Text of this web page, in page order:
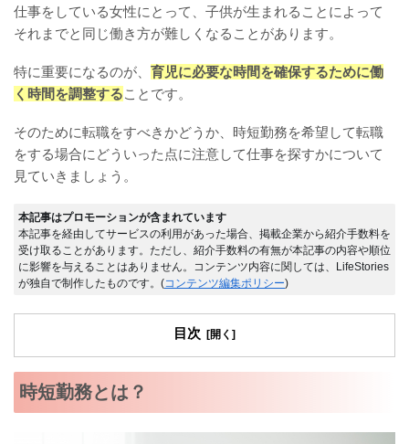
仕事をしている女性にとって、子供が生まれることによって
それまでと同じ働き方が難しくなることがあります。
特に重要になるのが、 育児に必要な時間を確保するために働
く時間を調整することです。
そのために転職をすべきかどうか、時短勤務を希望して転職
をする場合にどういった点に注意して仕事を探すかについて
見ていきましょう。
本記事はプロモーションが含まれています
本記事を経由してサービスの利用があった場合、掲載企業から紹介手数料を
受け取ることがあります。ただし、紹介手数料の有無が本記事の内容や順位
に影響を与えることはありません。コンテンツ内容に関しては、LifeStories
が独自で制作したものです。(コンテンツ編集ポリシー)
目次
時短勤務とは？